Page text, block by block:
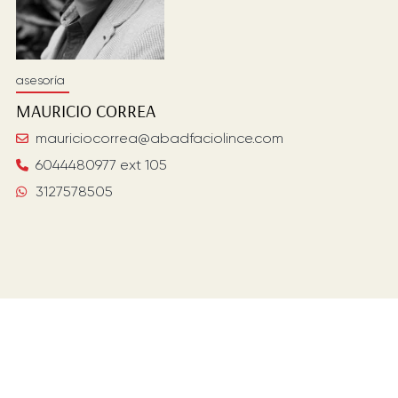
asesoría
MAURICIO CORREA
mauriciocorrea@abadfaciolince.com
6044480977 ext 105
3127578505